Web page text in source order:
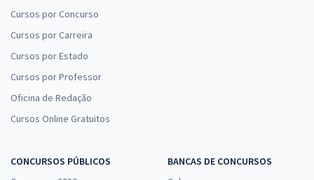
Cursos por Concurso
Cursos por Carreira
Cursos por Estado
Cursos por Professor
Oficina de Redação
Cursos Online Gratuitos
CONCURSOS PÚBLICOS
BANCAS DE CONCURSOS